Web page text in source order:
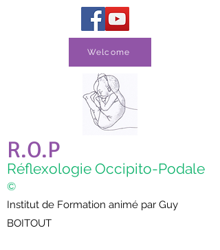
Welcome
R.O.P
Réflexologie Occipito-Podale
©
Institut de Formation animé par Guy
BOITOUT